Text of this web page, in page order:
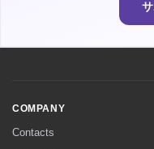
COMPANY
Contacts